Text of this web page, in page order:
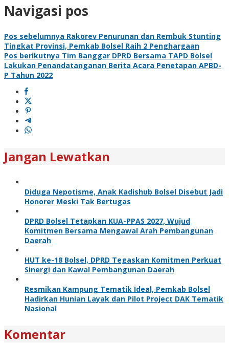
Navigasi pos
Pos sebelumnya Rakorev Penurunan dan Rembuk Stunting
Tingkat Provinsi, Pemkab Bolsel Raih 2 Penghargaan
Pos berikutnya Tim Banggar DPRD Bersama TAPD Bolsel
Lakukan Penandatanganan Berita Acara Penetapan APBD-
P Tahun 2022
Jangan Lewatkan
Diduga Nepotisme, Anak Kadishub Bolsel Disebut Jadi
Honorer Meski Tak Bertugas
DPRD Bolsel Tetapkan KUA-PPAS 2027, Wujud
Komitmen Bersama Mengawal Arah Pembangunan
Daerah
HUT ke-18 Bolsel, DPRD Tegaskan Komitmen Perkuat
Sinergi dan Kawal Pembangunan Daerah
Resmikan Kampung Tematik Ideal, Pemkab Bolsel
Hadirkan Hunian Layak dan Pilot Project DAK Tematik
Nasional
Komentar